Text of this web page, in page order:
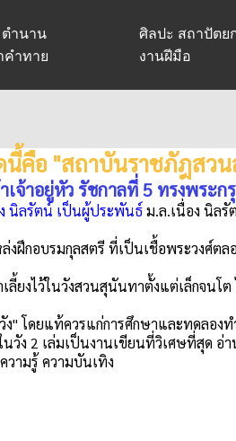
ำนาน
คำทาย
ศิลปะ สถาปัตย
งานฝีมือ
นี้คือ "สถาบันราชภัฎสว
จ้าอยู่หัว รัชกาลที่ 5 ทรงพระ
นิลรัตน์ เป็นผู้ประพันธ์ม.ล.เนื่อง นิลรั
งฝึกอบรมกุลสตรี ที่เป็นเชื้อพระวงศ์ตล
ไว้ในวังสวนสุนันทาตั้งแต่เล็กจนโต
" โดยแท้ควรแก่การศึกษาและทดลอง
เล่มเป็นงานเขียนที่วิเศษที่สุด อ่า
วามรู้ ความบันเทิง